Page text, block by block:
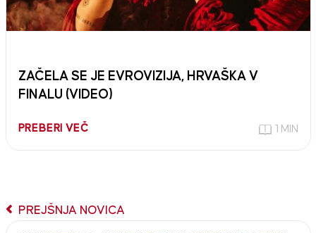
ZAČELA SE JE EVROVIZIJA, HRVAŠKA V
FINALU (VIDEO)
PREBERI VEČ 1 MIN
PREJŠNJA NOVICA